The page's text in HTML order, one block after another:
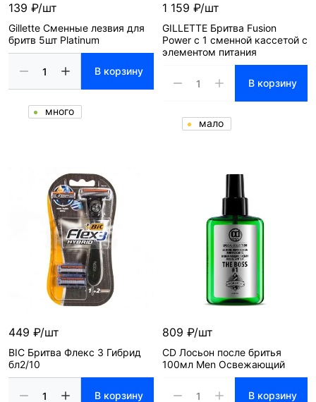
139 ₽/шт
Gillette Сменные лезвия для
бритв 5шт Platinum
В корзину
много
1 159 ₽/шт
GILLETTE Бритва Fusion
Power c 1 сменной кассетой c
элементом питания
В корзину
мало
449 ₽/шт
BIC Бритва Флекс 3 Гибрид
бл2/10
В корзину
809 ₽/шт
CD Лосьон после бритья
100мл Men Освежающий
В корзину